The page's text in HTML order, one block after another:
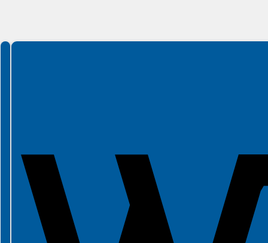
Spełniamy standardy WCAG 2.2
Spełniamy standardy W3C